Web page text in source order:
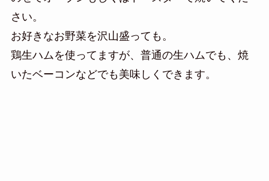
さい。
お好きなお野菜を沢山盛っても。
鶏生ハムを使ってますが、普通の生ハムでも、焼
いたベーコンなどでも美味しくできます。